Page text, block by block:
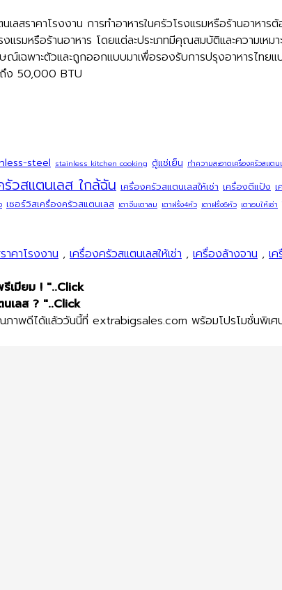
สราคาโรงงาน การทำอาหารในครัวโรงแรมหรือร้านอาหา
งแรมหรือร้านอาหาร โดยแต่ละประเภทมีคุณสมบัติและความเ
เฉพาะตัวและถูกออกแบบมาเพื่อรองรับการปรุงอาหารไทย
ถึง 50,000 BTU
steel stainless kitchen cooking ตู้แช่เย็น ทำความสะอาดเครื่องครัวสแตน
รัวสแตนเลส ใกล้ฉัน เครื่องครัวสแตนเลสให้เช่า เครื่องตีแป้ง
เซอร์วิสเครื่องครัวสแตนเลส เตาจีนเตาลม เตาฝรั่ง4หัว เตาฝรั่ง6หัว เตาอบให้เช่า
าคาโรงงาน , เครื่องครัวสแตนเลสให้เช่า , เครื่องล้างจาน , เ
เมียม ! "..Click
นเลส ? "..Click
าพดีได้แล้ววันนี้ที่ extrabigsales.com พร้อมโปรโมชั่นพิเศ